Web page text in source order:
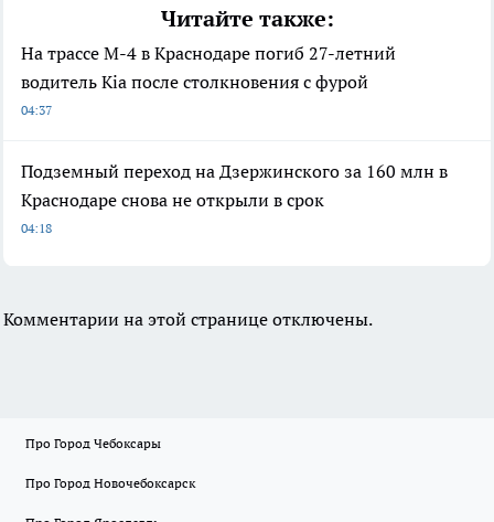
Читайте также:
На трассе М-4 в Краснодаре погиб 27-летний
водитель Kia после столкновения с фурой
04:37
Подземный переход на Дзержинского за 160 млн в
Краснодаре снова не открыли в срок
04:18
Комментарии на этой странице отключены.
Про Город Чебоксары
Про Город Новочебоксарск